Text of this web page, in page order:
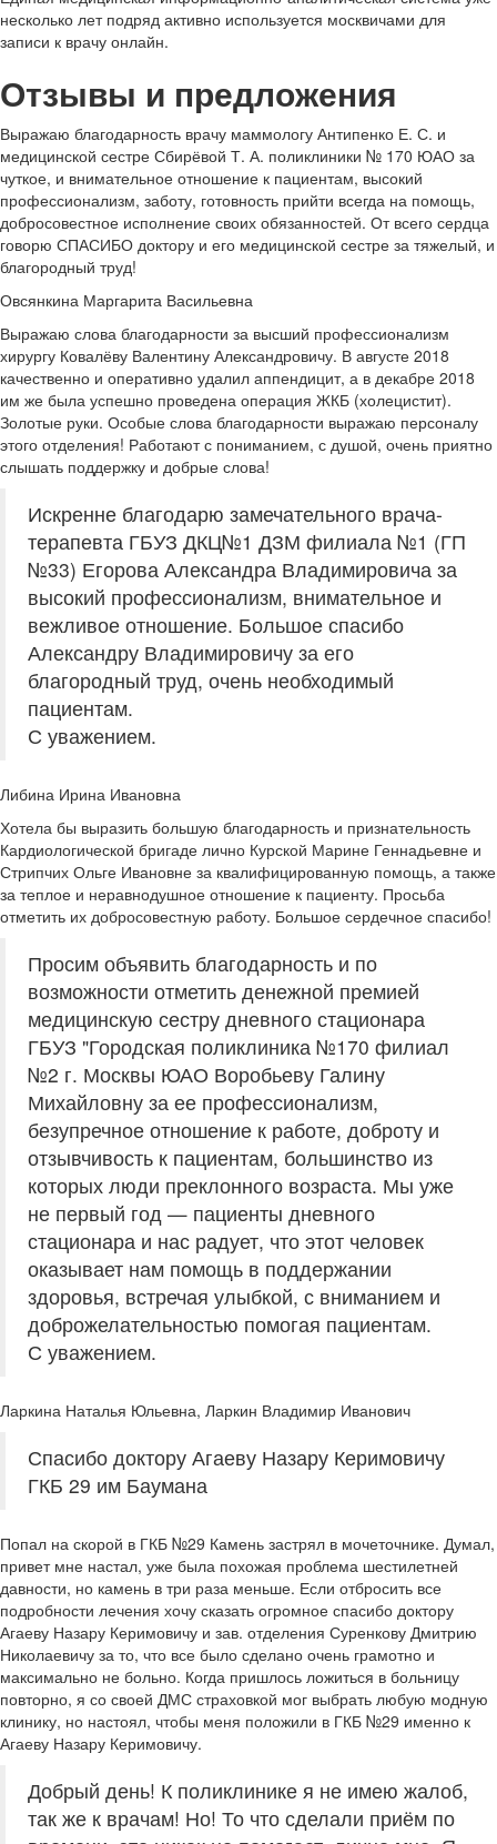
несколько лет подряд активно используется москвичами для
записи к врачу онлайн.
Отзывы и предложения
Выражаю благодарность врачу маммологу Антипенко Е. С. и
медицинской сестре Сбирёвой Т. А. поликлиники № 170 ЮАО за
чуткое, и внимательное отношение к пациентам, высокий
профессионализм, заботу, готовность прийти всегда на помощь,
добросовестное исполнение своих обязанностей. От всего сердца
говорю СПАСИБО доктору и его медицинской сестре за тяжелый, и
благородный труд!
Овсянкина Маргарита Васильевна
Выражаю слова благодарности за высший профессионализм
хирургу Ковалёву Валентину Александровичу. В августе 2018
качественно и оперативно удалил аппендицит, а в декабре 2018
им же была успешно проведена операция ЖКБ (холецистит).
Золотые руки. Особые слова благодарности выражаю персоналу
этого отделения! Работают с пониманием, с душой, очень приятно
слышать поддержку и добрые слова!
Искренне благодарю замечательного врача-
терапевта ГБУЗ ДКЦ№1 ДЗМ филиала №1 (ГП
№33) Егорова Александра Владимировича за
высокий профессионализм, внимательное и
вежливое отношение. Большое спасибо
Александру Владимировичу за его
благородный труд, очень необходимый
пациентам.
С уважением.
Либина Ирина Ивановна
Хотела бы выразить большую благодарность и признательность
Кардиологической бригаде лично Курской Марине Геннадьевне и
Стрипчих Ольге Ивановне за квалифицированную помощь, а также
за теплое и неравнодушное отношение к пациенту. Просьба
отметить их добросовестную работу. Большое сердечное спасибо!
Просим объявить благодарность и по
возможности отметить денежной премией
медицинскую сестру дневного стационара
ГБУЗ "Городская поликлиника №170 филиал
№2 г. Москвы ЮАО Воробьеву Галину
Михайловну за ее профессионализм,
безупречное отношение к работе, доброту и
отзывчивость к пациентам, большинство из
которых люди преклонного возраста. Мы уже
не первый год — пациенты дневного
стационара и нас радует, что этот человек
оказывает нам помощь в поддержании
здоровья, встречая улыбкой, с вниманием и
доброжелательностью помогая пациентам.
С уважением.
Ларкина Наталья Юльевна, Ларкин Владимир Иванович
Спасибо доктору Агаеву Назару Керимовичу
ГКБ 29 им Баумана
Попал на скорой в ГКБ №29 Камень застрял в мочеточнике. Думал,
привет мне настал, уже была похожая проблема шестилетней
давности, но камень в три раза меньше. Если отбросить все
подробности лечения хочу сказать огромное спасибо доктору
Агаеву Назару Керимовичу и зав. отделения Суренкову Дмитрию
Николаевичу за то, что все было сделано очень грамотно и
максимально не больно. Когда пришлось ложиться в больницу
повторно, я со своей ДМС страховкой мог выбрать любую модную
клинику, но настоял, чтобы меня положили в ГКБ №29 именно к
Агаеву Назару Керимовичу.
Добрый день! К поликлинике я не имею жалоб,
так же к врачам! Но! То что сделали приём по